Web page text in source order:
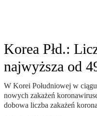
Korea Płd.:
najwyższa od
W Korei Południowej w
nowych zakażeń
dobowa liczba zakażeń